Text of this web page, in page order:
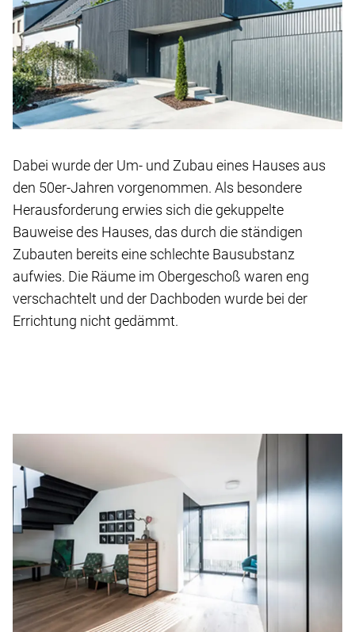
Dabei wurde der Um- und Zubau eines Hauses aus
den 50er-Jahren vorgenommen. Als besondere
Herausforderung erwies sich die gekuppelte
Bauweise des Hauses, das durch die ständigen
Zubauten bereits eine schlechte Bausubstanz
aufwies. Die Räume im Obergeschoß waren eng
verschachtelt und der Dachboden wurde bei der
Errichtung nicht gedämmt.